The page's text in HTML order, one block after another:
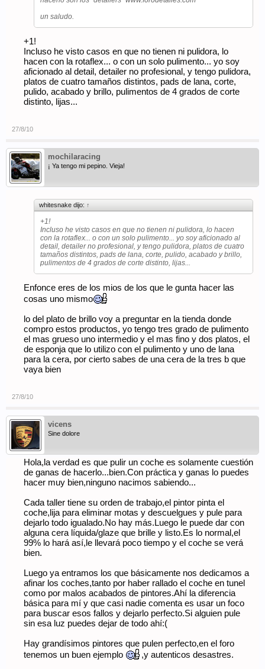
un saludo.
+1!
Incluso he visto casos en que no tienen ni pulidora, lo
hacen con la rotaflex... o con un solo pulimento... yo soy
aficionado al detail, detailer no profesional, y tengo pulidora,
platos de cuatro tamaños distintos, pads de lana, corte,
pulido, acabado y brillo, pulimentos de 4 grados de corte
distinto, lijas...
27/8/10
mochilaracing
¡ Ya tengo mi pepino. Vieja!
whitesnake dijo: ↑
+1!
Incluso he visto casos en que no tienen ni pulidora, lo hacen
con la rotaflex... o con un solo pulimento... yo soy aficionado al
detail, detailer no profesional, y tengo pulidora, platos de cuatro
tamaños distintos, pads de lana, corte, pulido, acabado y brillo,
pulimentos de 4 grados de corte distinto, lijas...
Enfonce eres de los mios de los que le gunta hacer las
cosas uno mismo
lo del plato de brillo voy a preguntar en la tienda donde
compro estos productos, yo tengo tres grado de pulimento
el mas grueso uno intermedio y el mas fino y dos platos, el
de esponja que lo utilizo con el pulimento y uno de lana
para la cera, por cierto sabes de una cera de la tres b que
vaya bien
27/8/10
vicens
Sine dolore
Hola,la verdad es que pulir un coche es solamente cuestión
de ganas de hacerlo...bien.Con práctica y ganas lo puedes
hacer muy bien,ninguno nacimos sabiendo...
Cada taller tiene su orden de trabajo,el pintor pinta el
coche,lija para eliminar motas y descuelgues y pule para
dejarlo todo igualado.No hay más.Luego le puede dar con
alguna cera líquida/glaze que brille y listo.Es lo normal,el
99% lo hará así,le llevará poco tiempo y el coche se verá
bien.
Luego ya entramos los que básicamente nos dedicamos a
afinar los coches,tanto por haber rallado el coche en tunel
como por malos acabados de pintores.Ahí la diferencia
básica para mí y que casi nadie comenta es usar un foco
para buscar esos fallos y dejarlo perfecto.Si alguien pule
sin esa luz puedes dejar de todo ahí:(
Hay grandísimos pintores que pulen perfecto,en el foro
tenemos un buen ejemplo
,y autenticos desastres.